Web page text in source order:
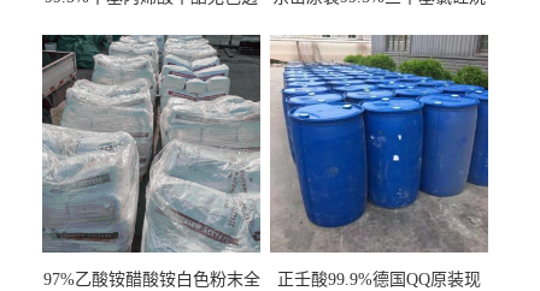
97%乙酸铵醋酸铵白色粉末全
正壬酸99.9%德国QQ原装现